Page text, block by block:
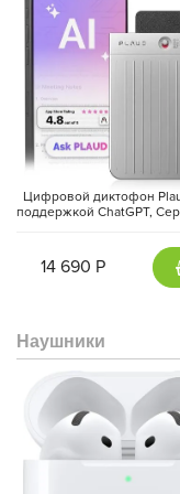
Режим
оценить уровень
результатов
достижению ваших
отслеживания
двухчастотный GPS.
Цифровой диктофон
поддержкой ChatGPT,
14 690 Р
Наушники